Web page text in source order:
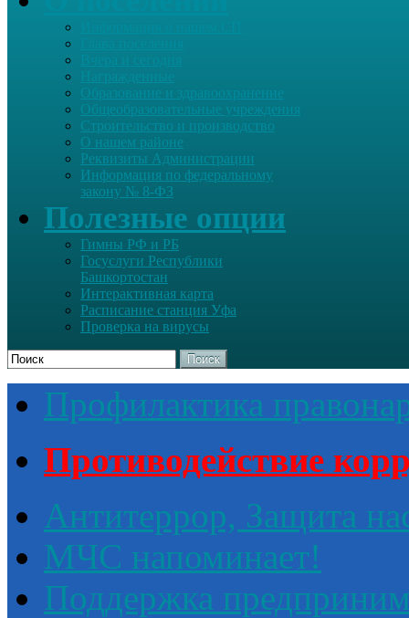
Награжденные
Образование и здравоохранение
Общеобразовательные учреждения
Строительство и производство
О нашем районе
Реквизиты Администрации
Информация по федеральному
закону № 8-ФЗ
Полезные опции
Гимны РФ и РБ
Госуслуги Республики
Башкортостан
Интерактивная карта
Расписание станция Уфа
Проверка на вирусы
Поиск
Профилактика
Противодействие
Антитеррор, Защита
МЧС напоминает!
Поддержка